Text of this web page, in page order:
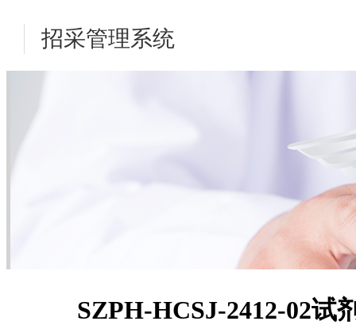
招采管理系统
SZPH-HCSJ-2412-02试